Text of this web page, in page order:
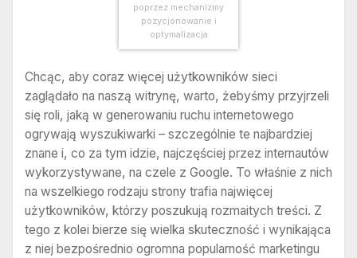
poprzez mechanizmy
pozycjonowanie i
optymalizacja
Chcąc, aby coraz więcej użytkowników sieci
zaglądało na naszą witrynę, warto, żebyśmy przyjrzeli
się roli, jaką w generowaniu ruchu internetowego
ogrywają wyszukiwarki – szczególnie te najbardziej
znane i, co za tym idzie, najczęściej przez internautów
wykorzystywane, na czele z Google. To właśnie z nich
na wszelkiego rodzaju strony trafia najwięcej
użytkowników, którzy poszukują rozmaitych treści. Z
tego z kolei bierze się wielka skuteczność i wynikająca
z niej bezpośrednio ogromna popularność marketingu